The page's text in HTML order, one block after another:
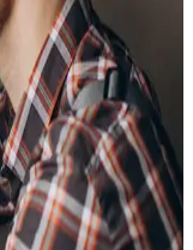
(chauffage +
les salles de bain
pour
un radiateur à
un T3 de 60 m²,
vie, complétée par
meilleur rapport